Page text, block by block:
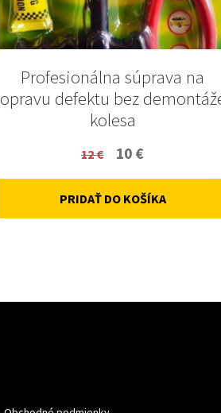
Profesionálna súprava na
opravu defektu bez
kolesa
12€
Original
price
was:
10 €
price
is:
PRIDAŤ DO KOŠÍKA